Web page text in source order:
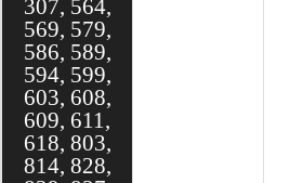
307, 564,
569, 579,
586, 589,
594, 599,
603, 608,
609, 611,
618, 803,
814, 828,